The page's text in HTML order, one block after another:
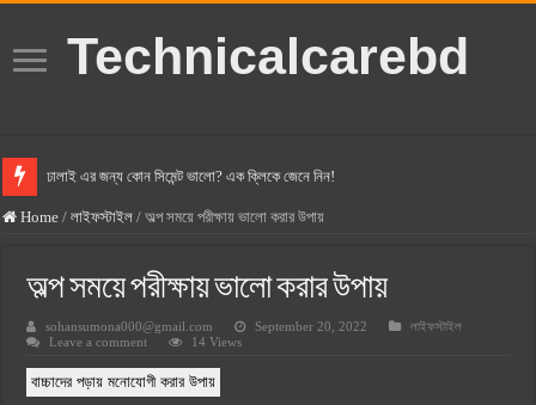
Technicalcarebd
ঢালাই এর জন্য কোন সিমেন্ট ভালো? এক ক্লিকে জেনে নিন!
বসুন্ধরা সিমেন্ট এর দাম ২০২৫
হোলসিম সিমেন্ট দাম ২০২৫
সুপারক্রিট সিমেন্ট দাম ২০২৫
জুডিশিয়াল ম্যাজিস্ট্রেট কি? জুডিশিয়াল ম্যাজিস্ট্রেট এর সুযোগ সুবিধা
Home / লাইফস্টাইল / অল্প সময়ে পরীক্ষায় ভালো করার উপায়
অল্প সময়ে পরীক্ষায় ভালো করার উপায়
sohansumona000@gmail.com September 20, 2022
লাইফস্টাইল
Leave a comment
14 Views
বাচ্চাদের পড়ায় মনোযোগী করার উপায়